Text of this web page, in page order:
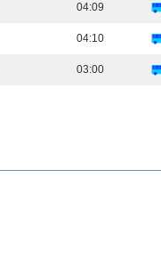
04:09
04:10
03:00